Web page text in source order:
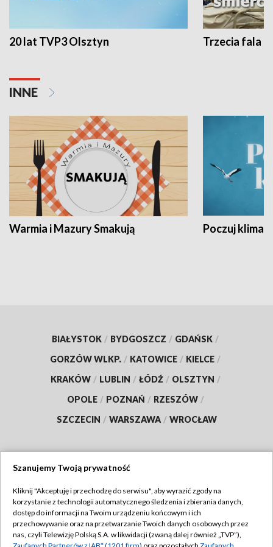
20 lat TVP3 Olsztyn Trzecia fala -
INNE
Warmia i Mazury Smakują Poczuj klimat
BIAŁYSTOK / BYDGOSZCZ / GDAŃSK /
GORZÓW WLKP. / KATOWICE / KIELCE /
KRAKÓW / LUBLIN / ŁÓDŹ / OLSZTYN /
OPOLE / POZNAŃ / RZESZÓW /
SZCZECIN / WARSZAWA / WROCŁAW
TVP
Abonament TVP
Emisja w TVP
Regulamin TVP
Szanujemy Twoją prywatność
Kliknij "Akceptuję i przechodzę do serwisu", aby wyrazić zgody na
korzystanie z technologii automatycznego śledzenia i zbierania danych,
dostęp do informacji na Twoim urządzeniu końcowym i ich
przechowywanie oraz na przetwarzanie Twoich danych osobowych przez
nas, czyli Telewizję Polską S.A. w likwidacji (zwaną dalej również „TVP”),